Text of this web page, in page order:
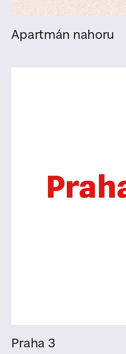
Apartmán nahoru
Praha 3